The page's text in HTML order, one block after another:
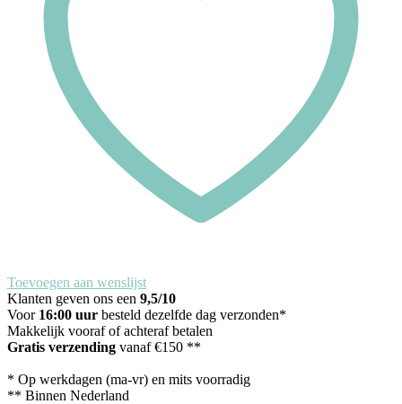
Toevoegen aan wenslijst
Klanten geven ons een 9,5/10
Voor 16:00 uur besteld dezelfde dag verzonden*
Makkelijk vooraf of achteraf betalen
Gratis verzending vanaf €150 **
* Op werkdagen (ma-vr) en mits voorradig
** Binnen Nederland